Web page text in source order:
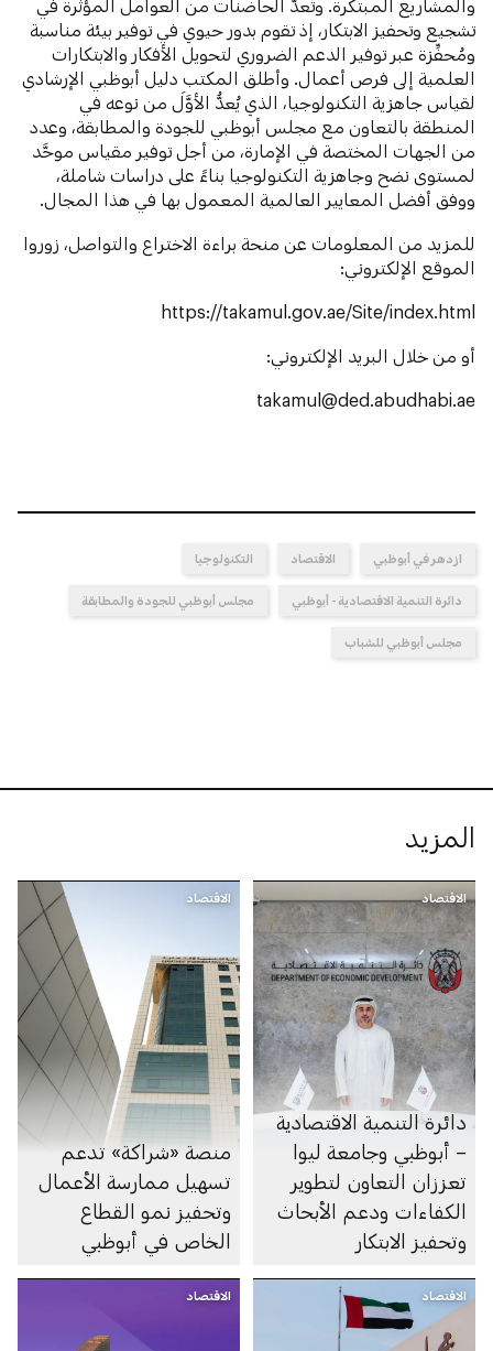
والمشاريع المبتكرة. وتُعدُّ الحاضنات من العوامل المؤثرة في
تشجيع وتحفيز الابتكار، إذ تقوم بدور حيوي في توفير بيئة مناسبة
ومُحفِّزة عبر توفير الدعم الضروري لتحويل الأفكار والابتكارات
العلمية إلى فرص أعمال. وأطلق المكتب دليل أبوظبي الإرشادي
لقياس جاهزية التكنولوجيا، الذي يُعدُّ الأوَّلَ من نوعه في
المنطقة بالتعاون مع مجلس أبوظبي للجودة والمطابقة، وعدد
من الجهات المختصة في الإمارة، من أجل توفير مقياس موحَّد
لمستوى نضح وجاهزية التكنولوجيا بناءً على دراسات شاملة،
ووفق أفضل المعايير العالمية المعمول بها في هذا المجال.
للمزيد من المعلومات عن منحة براءة الاختراع والتواصل، زوروا
الموقع الإلكتروني:
https://takamul.gov.ae/Site/index.html
أو من خلال البريد الإلكتروني:
takamul@ded.abudhabi.ae
ازدهر في أبوظبي الاقتصاد التكنولوجيا
دائرة التنمية الاقتصادية - أبوظبي مجلس أبوظبي للجودة والمطابقة
مجلس أبوظبي للشباب
المزيد
الاقتصاد
دائرة التنمية الاقتصادية
– أبوظبي وجامعة ليوا
تعززان التعاون لتطوير
الكفاءات ودعم الأبحاث
وتحفيز الابتكار
الاقتصاد
منصة «شراكة» تدعم
تسهيل ممارسة الأعمال
وتحفيز نمو القطاع
الخاص في أبوظبي
الاقتصاد الاقتصاد